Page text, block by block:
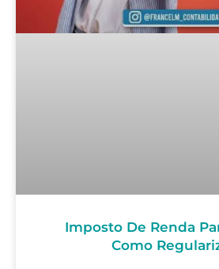
Imposto De Renda
Como